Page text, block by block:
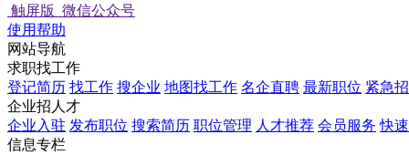
触屏版 微信公众号
使用帮助
网站导航
求职找工作
登记简历 找工作 搜企业 地图找工作 名企直聘 最新职位 紧急
企业招人才
企业入驻 发布职位 搜索简历 职位管理 人才推荐 会员服务 快
信息专栏